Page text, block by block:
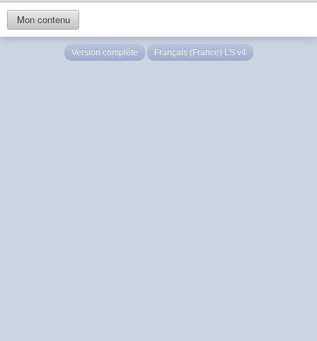
Mon contenu
Version complète Français (France) LS v4